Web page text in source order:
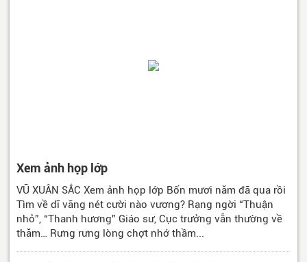
Xem ảnh họp lớp
VŨ XUÂN SẮC Xem ảnh họp lớp Bốn mươi năm đã qua rồi
Tìm về dĩ vãng nét cười nào vương? Rạng ngời “Thuận
nhỏ”, “Thanh hương” Giáo sư, Cục trưởng vẫn thường về
thăm… Rưng rưng lòng chợt nhớ thầm...